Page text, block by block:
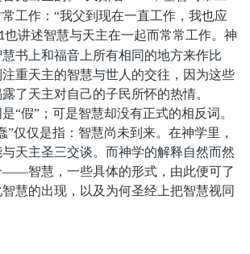
工作：“我父到现在一直工作，我也应
也讲述智慧与天主在一起而常常工作。神
书上和福音上所有相同的地方来作比
重天主的智慧与世人的交往，因为这些
了天主对自己的子民所怀的热情。
“假”；可是智慧却没有正式的相反词。
”仅仅是指：智慧尚未到来。在神学里，
天主圣三交谈。而神学的解释自然而然
——智慧，一些具体的形式，由此便可了
慧的出现，以及为何圣经上把智慧视同